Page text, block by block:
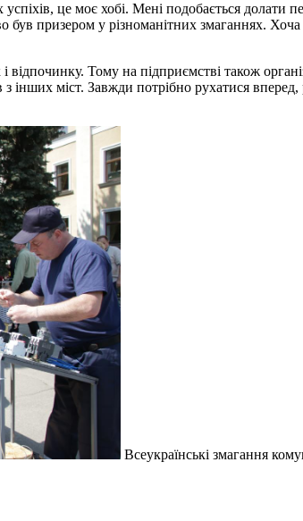
це моє хобі. Мені подобається
був призером у різноманітних змаганнях.
Тому на підприємстві також
інших міст. Завжди потрібно рухатися
Всеукраїнські змагання